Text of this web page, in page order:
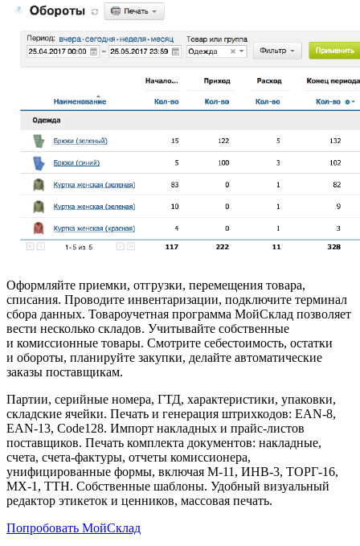
Оформляйте приемки, отгрузки, перемещения товара,
списания. Проводите инвентаризации, подключите терминал
сбора данных. Товароучетная программа МойСклад позволяет
вести несколько складов. Учитывайте собственные
и комиссионные товары. Смотрите себестоимость, остатки
и обороты, планируйте закупки, делайте автоматические
заказы поставщикам.
Партии, серийные номера, ГТД, характеристики, упаковки,
складские ячейки. Печать и генерация штрихкодов: EAN-8,
EAN-13, Code128. Импорт накладных и прайс-листов
поставщиков. Печать комплекта документов: накладные,
счета, счета-фактуры, отчеты комиссионера,
унифицированные формы, включая М-11, ИНВ-3, ТОРГ-16,
МХ-1, ТТН. Собственные шаблоны. Удобный визуальный
редактор этикеток и ценников, массовая печать.
Попробовать МойСклад